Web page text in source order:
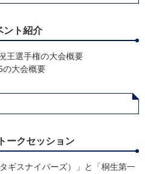
ント紹介
王選手権の大会概要
の大会概要​
ークセッション
ギスナイパーズ）」と「桐生第一